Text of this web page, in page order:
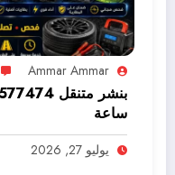
Ammar Ammar
ساعة
يوليو 27, 2026